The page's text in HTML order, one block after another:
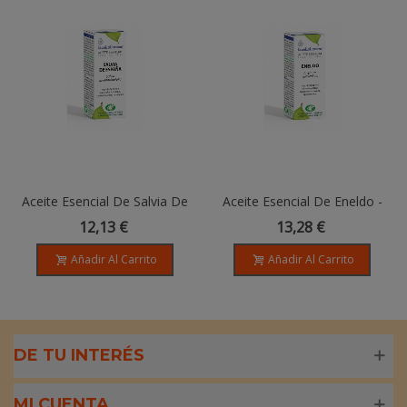
Aceite Esencial De Salvia De
España - 10ml
12,13 €
Añadir Al Carrito
Aceite Esencial De Eneldo -
10ML
13,28 €
Añadir Al Carrito
DE TU INTERÉS